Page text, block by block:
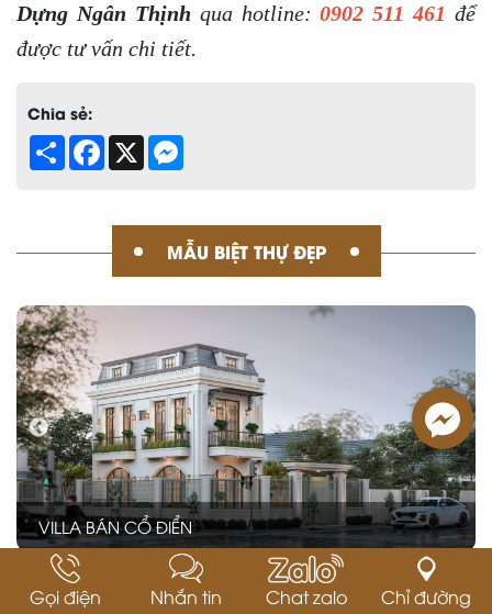
Dựng Ngân Thịnh qua hotline:0902 511 461 để
được tư vấn chi tiết.
Chia sẻ:
Share Facebook
X
MẪU BIỆT THỰ ĐẸP
ZENNA VILLA
Gọi điện Nhắn tin Chat zalo Chỉ đường